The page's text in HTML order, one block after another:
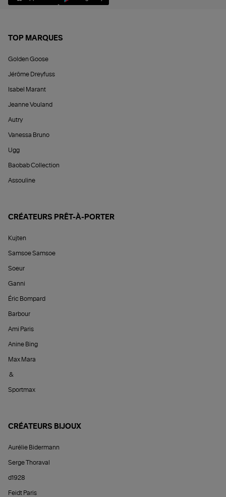
TOP MARQUES
Golden Goose
Jérôme Dreyfuss
Isabel Marant
Jeanne Vouland
Autry
Vanessa Bruno
Ugg
Baobab Collection
Assouline
CRÉATEURS PRÊT-À-PORTER
Kujten
Samsoe Samsoe
Soeur
Ganni
Éric Bompard
Barbour
Ami Paris
Anine Bing
Max Mara
&
Sportmax
CRÉATEURS BIJOUX
Aurélie Bidermann
Serge Thoraval
d1928
Feidt Paris